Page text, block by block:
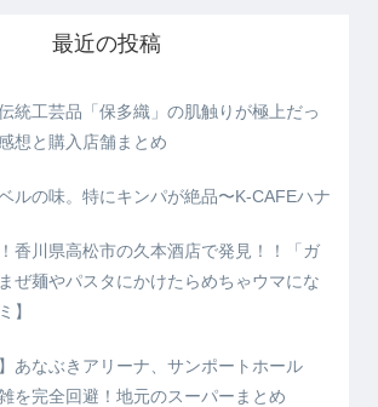
最近の投稿
統工芸品「保多織」の肌触りが極上だっ
想と購入店舗まとめ
ルの味。特にキンパが絶品〜K-CAFEハナ
香川県高松市の久本酒店で発見！！「ガ
ぜ麺やパスタにかけたらめちゃウマにな
】
】あなぶきアリーナ、サンポートホール
を完全回避！地元のスーパーまとめ